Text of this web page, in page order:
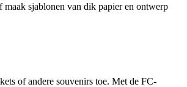
sjablonen van dik papier en ontwerp
of andere souvenirs toe. Met de FC-